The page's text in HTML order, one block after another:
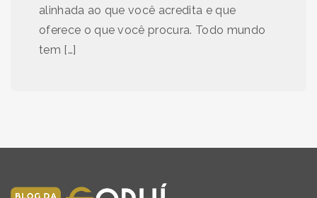
alinhada ao que você acredita e que
oferece o que você procura. Todo mundo
tem […]